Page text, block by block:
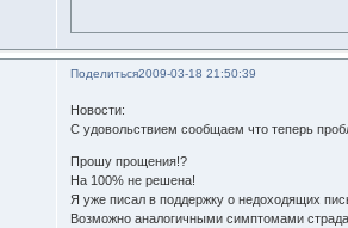
Поделиться2009-03-18 21:50:39
Новости:
С удовольствием сообщаем что теперь
Прошу прощения!?
На 100% не решена!
Я уже писал в поддержку о недоходящих
Возможно аналогичными симптомами